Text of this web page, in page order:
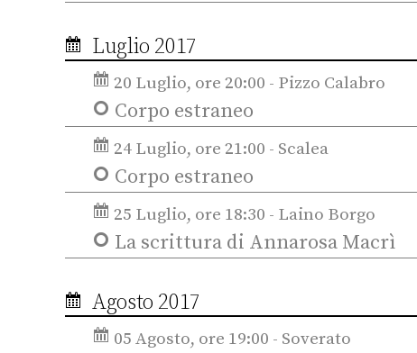
Luglio 2017
20 Luglio, ore 20:00 - Pizzo Calabro
Corpo estraneo
24 Luglio, ore 21:00 - Scalea
Corpo estraneo
25 Luglio, ore 18:30 - Laino Borgo
La scrittura di Annarosa Macrì
Agosto 2017
05 Agosto, ore 19:00 - Soverato